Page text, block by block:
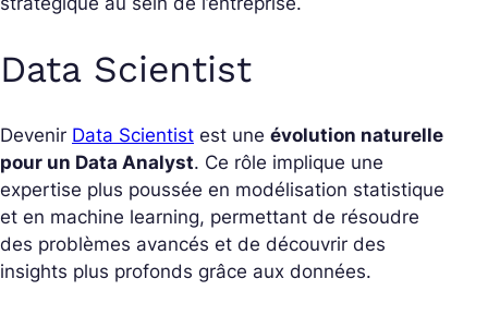
Data Scientist
Devenir Data Scientist est une évolution naturelle
pour un Data Analyst. Ce rôle implique une
expertise plus poussée en modélisation statistique
et en machine learning, permettant de résoudre
des problèmes avancés et de découvrir des
insights plus profonds grâce aux données.